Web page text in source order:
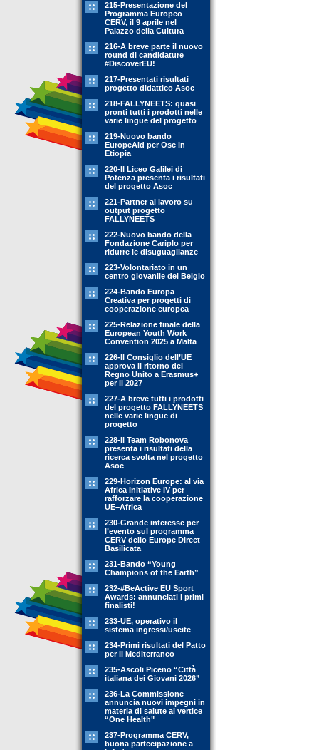
215-Presentazione del
Programma Europeo
CERV, il 9 aprile nel
Palazzo della Cultura
216-A breve parte il nuovo
round di candidature
#DiscoverEU!
217-Presentati risultati
progetto didattico Asoc
218-FALLYNEETS: quasi
pronti tutti i prodotti nelle
varie lingue del progetto
219-Nuovo bando
EuropeAid per Osc in
Etiopia
220-Il Liceo Galilei di
Potenza presenta i risultati
del progetto Asoc
221-Partner al lavoro su
output progetto
FALLYNEETS
222-Nuovo bando della
Fondazione Cariplo per
ridurre le disuguaglianze
223-Volontariato in un
centro giovanile del Belgio
224-Bando Europa
Creativa per progetti di
cooperazione europea
225-Relazione finale della
European Youth Work
Convention 2025 a Malta
226-Il Consiglio dell’UE
approva il ritorno del
Regno Unito a Erasmus+
per il 2027
227-A breve tutti i prodotti
del progetto FALLYNEETS
nelle varie lingue di
progetto
228-Il Team Robonova
presenta i risultati della
ricerca svolta nel progetto
Asoc
229-Horizon Europe: al via
Africa Initiative IV per
rafforzare la cooperazione
UE–Africa
230-Grande interesse per
l’evento sul programma
CERV dello Europe Direct
Basilicata
231-Bando “Young
Champions of the Earth”
232-#BeActive EU Sport
Awards: annunciati i primi
finalisti!
233-UE, operativo il
sistema ingressi/uscite
234-Primi risultati del Patto
per il Mediterraneo
235-Ascoli Piceno “Città
italiana dei Giovani 2026”
236-La Commissione
annuncia nuovi impegni in
materia di salute al vertice
“One Health"
237-Programma CERV,
buona partecipazione a